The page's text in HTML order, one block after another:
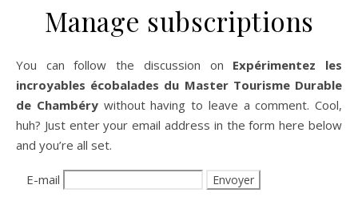
Manage subscriptions
You can follow the discussion on Expérimentez les
incroyables écobalades du Master Tourisme Durable
de Chambérywithout having to leave a comment. Cool,
huh? Just enter your email address in the form here below
and you’re all set.
E-mail